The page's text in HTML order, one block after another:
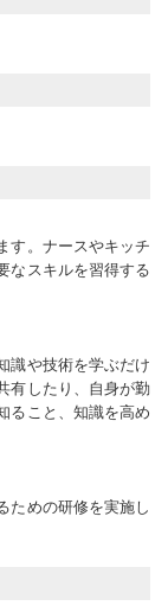
す。ナースやキッチ
なスキルを習得する
識や技術を学ぶだけ
有したり、自身が勤
ること、知識を高め
ための研修を実施し